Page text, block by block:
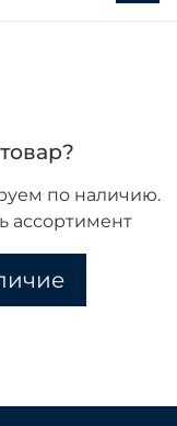
по наличию.
ассортимент